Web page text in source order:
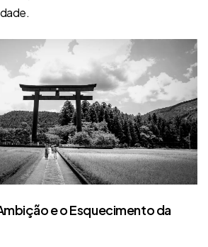
e o Esquecimento da